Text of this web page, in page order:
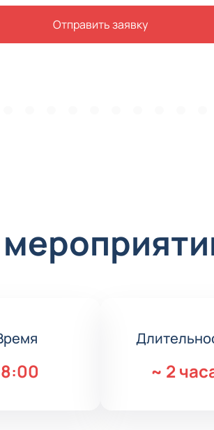
Отправить заявку
~ 2